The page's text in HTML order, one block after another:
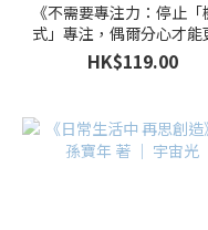
《不需要專注力：停止「
式」專注，偶爾分心才能
心》 ｜ 森博嗣 著 ｜ 楓書
HK$119.00